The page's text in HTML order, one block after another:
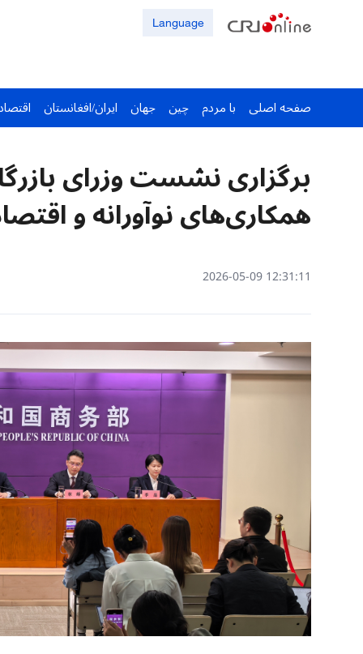
Language
صفحه اصلی با مردم چین جهان ایران/افغانستان
برگزاری نشست وزرای
همکاری‌های نوآورانه و
12:31:11 2026-05-09